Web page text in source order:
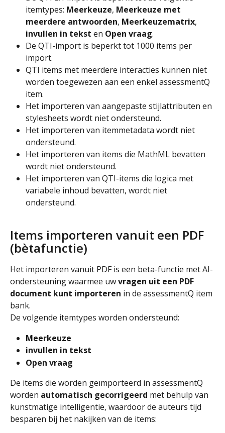
itemtypes: Meerkeuze, Meerkeuze met
meerdere antwoorden, Meerkeuzematrix,
invullen in tekst en Open vraag.
De QTI-import is beperkt tot 1000 items per
import.
QTI items met meerdere interacties kunnen niet
worden toegewezen aan een enkel assessmentQ
item.
Het importeren van aangepaste stijlattributen en
stylesheets wordt niet ondersteund.
Het importeren van itemmetadata wordt niet
ondersteund.
Het importeren van items die MathML bevatten
wordt niet ondersteund.
Het importeren van QTI-items die logica met
variabele inhoud bevatten, wordt niet
ondersteund.
Items importeren vanuit een PDF
(bètafunctie)
Het importeren vanuit PDF is een beta-functie met AI-
ondersteuning waarmee uw vragen uit een PDF
document kunt importeren in de assessmentQ item
bank.
De volgende itemtypes worden ondersteund:
Meerkeuze
invullen in tekst
Open vraag
De items die worden geïmporteerd in assessmentQ
worden automatisch gecorrigeerd met behulp van
kunstmatige intelligentie, waardoor de auteurs tijd
besparen bij het nakijken van de items: